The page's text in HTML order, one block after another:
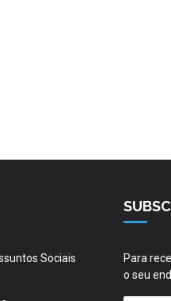
Sociais
Para
o seu